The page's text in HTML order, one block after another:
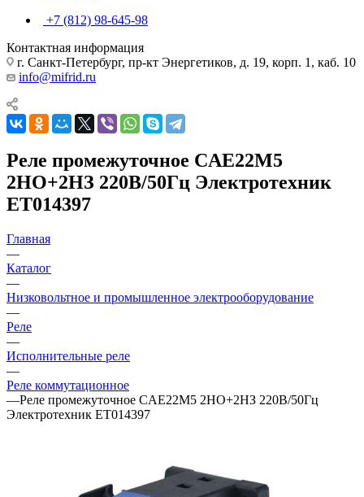
+7 (812) 98-645-98
Контактная информация
г. Санкт-Петербург, пр-кт Энергетиков, д. 19, корп. 1, каб. 10
info@mifrid.ru
Реле промежуточное CAE22M5
2НО+2НЗ 220В/50Гц Электротехник
ET014397
Главная
—
Каталог
—
Низковольтное и промышленное электрооборудование
—
Реле
—
Исполнительные реле
—
Реле коммутационное
—Реле промежуточное CAE22M5 2НО+2НЗ 220В/50Гц
Электротехник ET014397